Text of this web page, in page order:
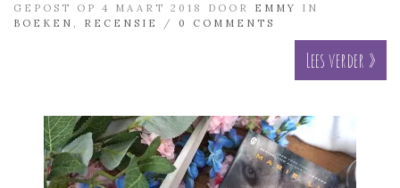
GEPOST OP 4 MAART 2018 DOOR EMMY
IN
BOEKEN
RECENSIE / 0 COMMENTS
Lees verder »